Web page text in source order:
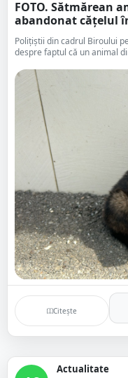
FOTO. Sătmărean
abandonat cățelul
Polițiștii din cadrul Biroului
despre faptul că un animal
Citește
Actualitate